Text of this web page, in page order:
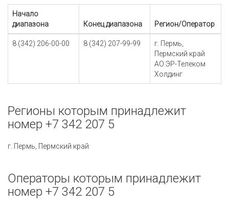
Начало
диапазона
Конец диапазона Регион/Оператор
8 (342) 206-00-00 8 (342) 207-99-99
г. Пермь,
Пермский край
АО ЭР-Телеком
Холдинг
Регионы которым принадлежит
номер +7 342 207 5
г. Пермь, Пермский край
Операторы которым принадлежит
номер +7 342 207 5